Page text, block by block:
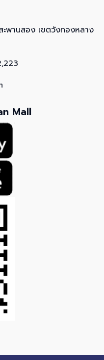
พานสอง เขตวังทองหลาง
Mall